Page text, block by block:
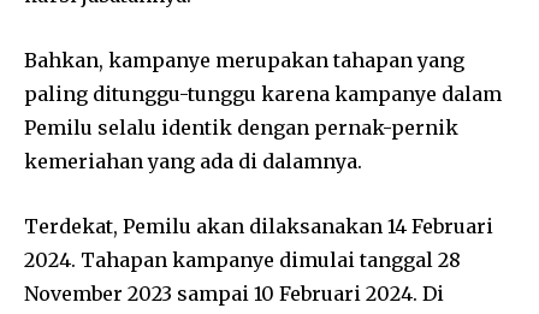
Bahkan, kampanye merupakan tahapan yang
paling ditunggu-tunggu karena kampanye dalam
Pemilu selalu identik dengan pernak-pernik
kemeriahan yang ada di dalamnya.
Terdekat, Pemilu akan dilaksanakan 14 Februari
2024. Tahapan kampanye dimulai tanggal 28
November 2023 sampai 10 Februari 2024. Di